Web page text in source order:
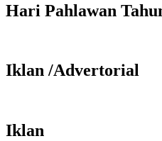
Hari Pahlawan
Iklan /Advertorial
Iklan